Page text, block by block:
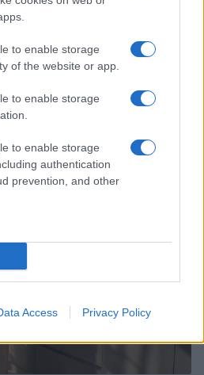
to enable storage
of the website or app.
to enable storage
to enable storage
authentication
prevention, and other
Access Privacy Policy
Moschino a Forte di
in Italia